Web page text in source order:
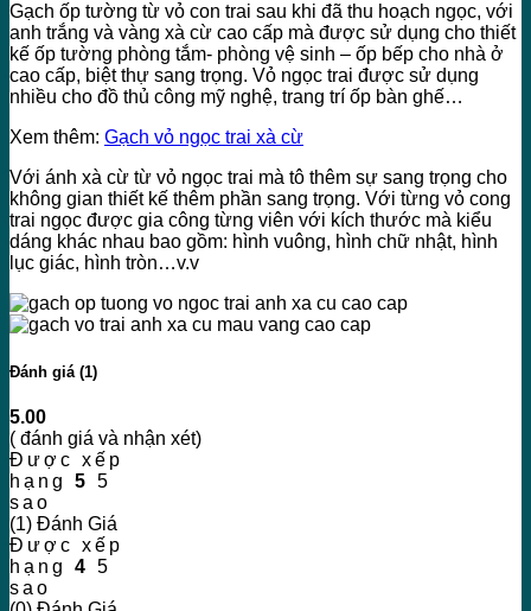
Gạch ốp tường từ vỏ con trai sau khi đã thu hoạch ngọc, với
anh trắng và vàng xà cừ cao cấp mà được sử dụng cho thiết
kế ốp tường phòng tắm- phòng vệ sinh – ốp bếp cho nhà ở
cao cấp, biệt thự sang trọng. Vỏ ngọc trai được sử dụng
nhiều cho đồ thủ công mỹ nghệ, trang trí ốp bàn ghế…
Xem thêm: Gạch vỏ ngọc trai xà cừ
Với ánh xà cừ từ vỏ ngọc trai mà tô thêm sự sang trọng cho
không gian thiết kế thêm phần sang trọng. Với từng vỏ cong
trai ngọc được gia công từng viên với kích thước mà kiểu
dáng khác nhau bao gồm: hình vuông, hình chữ nhật, hình
lục giác, hình tròn…v.v
Đánh giá (1)
5.00
( đánh giá và nhận xét)
Được xếp
hạng 5 5
sao
(1) Đánh Giá
Được xếp
hạng 4 5
sao